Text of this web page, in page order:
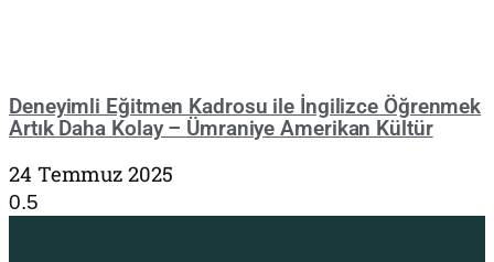
Deneyimli Eğitmen Kadrosu ile İngilizce Öğrenmek
Artık Daha Kolay – Ümraniye Amerikan Kültür
24 Temmuz 2025